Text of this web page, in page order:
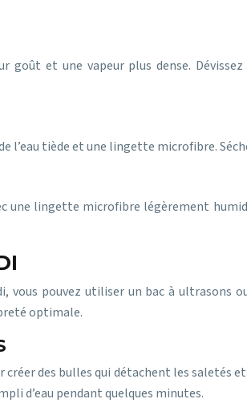
et une vapeur plus dense.
l’eau tiède et une lingette microfibre.
une lingette microfibre légèrement
pouvez utiliser un bac à ultrasons
optimale.
créer des bulles qui détachent les
d’eau pendant quelques minutes.